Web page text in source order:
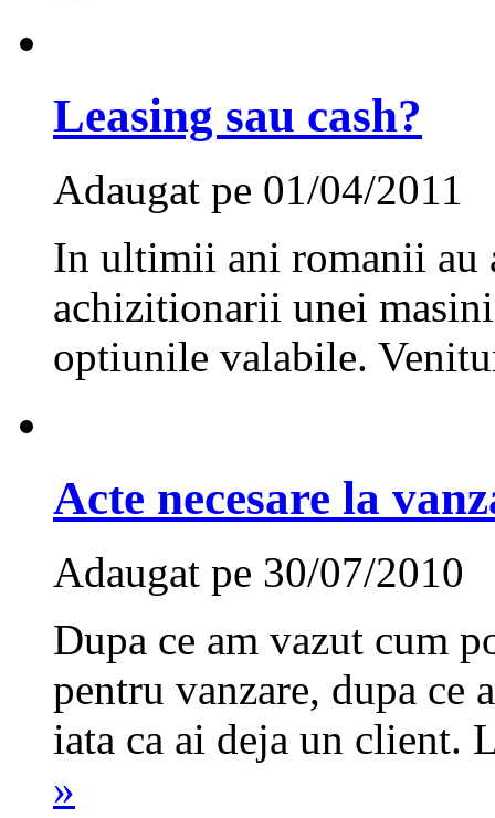
Leasing sau cash?
Adaugat pe 01/04/2011
In ultimii ani romanii au
achizitionarii unei
optiunile valabile.
Acte necesare la
Adaugat pe 30/07/2010
Dupa ce am vazut cum
pentru vanzare, dupa
iata ca ai deja un client.
»